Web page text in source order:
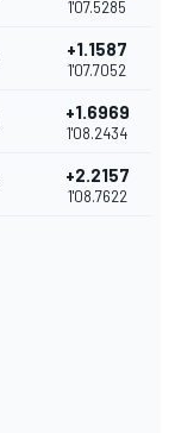
1'07.5285
+1.1587
1'07.7052
+1.6969
1'08.2434
+2.2157
1'08.7622